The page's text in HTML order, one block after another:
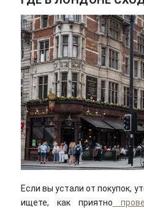
Если вы устали от покупок,
ищете, как приятно